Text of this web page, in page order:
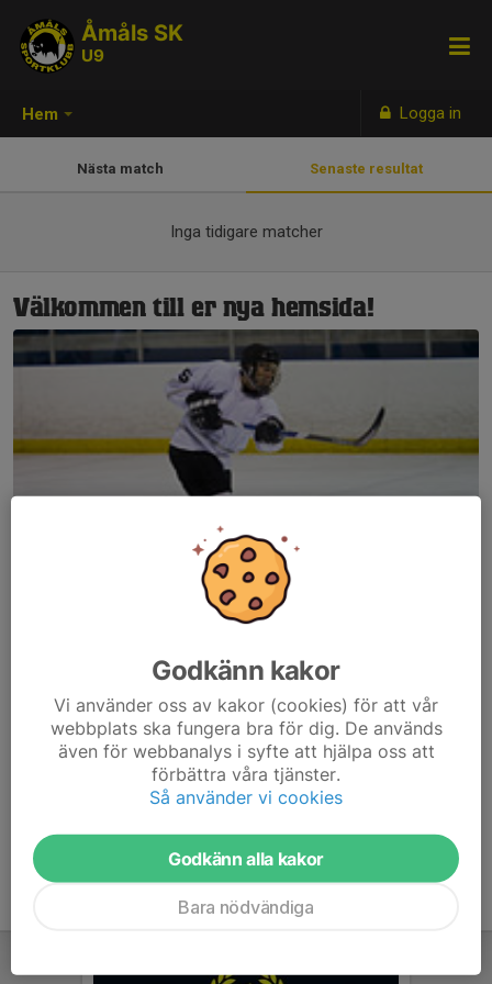
Hem Logga in
Åmåls SK
U9
Nästa match Senaste resultat
Inga tidigare matcher
Välkommen till er nya hemsida!
Här hamnar automatiskt de senaste nyheterna på hemsidan. För
att kunna börja administrera hemsidan loggar du in högst upp till
höger.
Godkänn kakor
Vi använder oss av kakor (cookies) för att vår
webbplats ska fungera bra för dig. De används
även för webbanalys i syfte att hjälpa oss att
förbättra våra tjänster.
Så använder vi cookies
Godkänn alla kakor
Bara nödvändiga